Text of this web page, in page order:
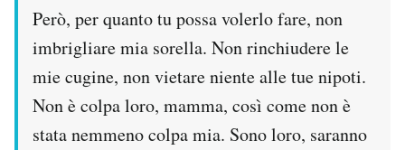
Però, per quanto tu possa volerlo fare, non
imbrigliare mia sorella. Non rinchiudere le
mie cugine, non vietare niente alle tue nipoti.
Non è colpa loro, mamma, così come non è
stata nemmeno colpa mia. Sono loro, saranno